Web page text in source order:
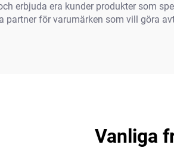
erbjuda era kunder produkter som
partner för varumärken som vill göra
Vanliga